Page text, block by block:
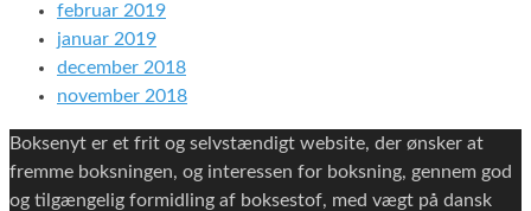
februar 2019
januar 2019
december 2018
november 2018
Boksenyt er et frit og selvstændigt website, der ønsker at
fremme boksningen, og interessen for boksning, gennem god
og tilgængelig formidling af boksestof, med vægt på dansk